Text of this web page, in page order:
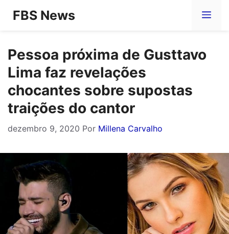
Pular
conteúdo
FBS News
Pessoa próxima de Gusttavo
Lima faz revelações
chocantes sobre supostas
traições do cantor
dezembro 9, 2020 Por Millena Carvalho